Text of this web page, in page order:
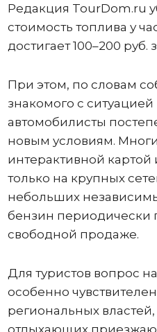
Редакция TourDom.ru
стоимость топлива у
достигает 100–200 руб.
При этом, по словам
знакомого с
автомобилисты
новым условиям.
интерактивной картой
только на крупных
небольших
бензин периодически
свободной продаже.
Для туристов вопрос
особенно
региональных властей,
отдыхающих